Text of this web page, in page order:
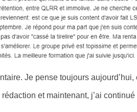
Je pense toujours
et maintenant, j’ai